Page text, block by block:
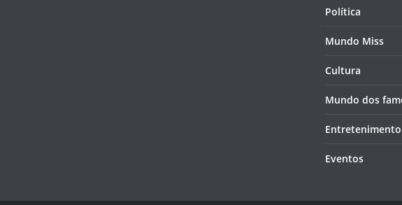
Política
Mundo Miss
Cultura
Mundo dos
Entretenimento
Eventos